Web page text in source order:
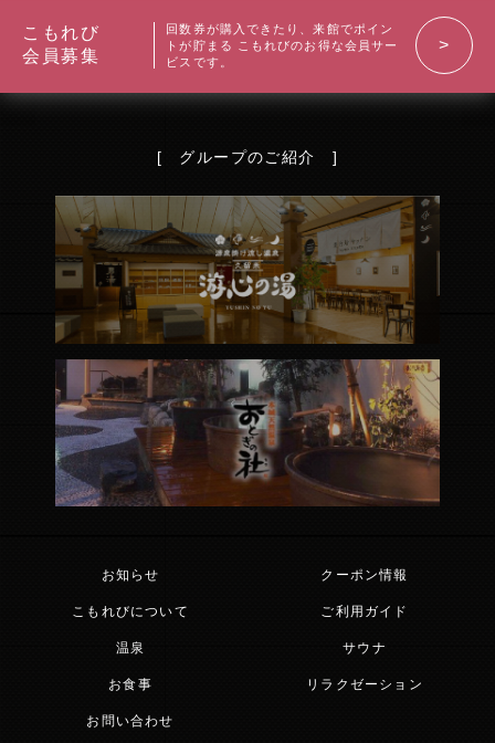
お問い合わせ
こもれび
会員募集
回数券が購入できたり、来館でポイン
トが貯まる
こもれびのお得な会員サー
ビスです。
[ グループのご紹介 ]
お知らせ クーポン情報
こもれびについて ご利用ガイド
温泉 サウナ
お食事 リラクゼーション
お問い合わせ